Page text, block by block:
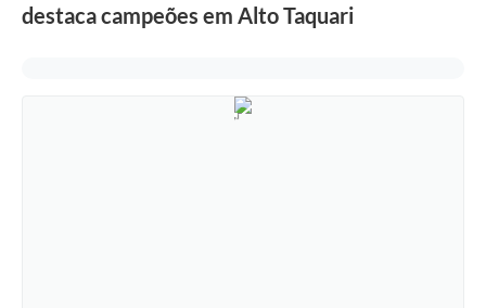
destaca campeões em Alto Taquari